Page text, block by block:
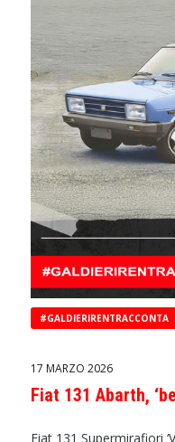
#GALDIERIRENTRACCONTA
17 MARZO 2026
Fiat 131 Abarth,
Fiat 131 Supermirafiori